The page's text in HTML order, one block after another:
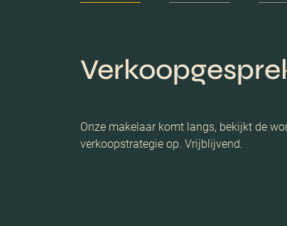
Onze makelaar komt langs, bekijkt de
verkoopstrategie op. Vrijblijvend.